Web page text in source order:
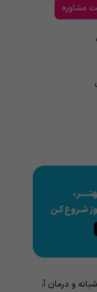
مشاوره
و درمان آن +